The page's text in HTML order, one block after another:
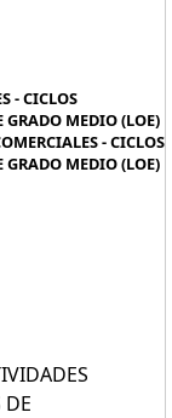
- CICLOS
GRADO MEDIO (LOE)
- CICLOS
GRADO MEDIO (LOE)
DE